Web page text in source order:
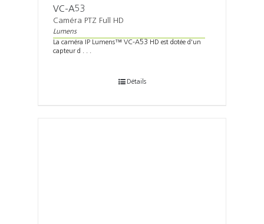
VC-A53
Caméra PTZ Full HD
Lumens
La caméra IP Lumens™ VC-A53 HD est dotée d'un
capteur d . . .
Détails